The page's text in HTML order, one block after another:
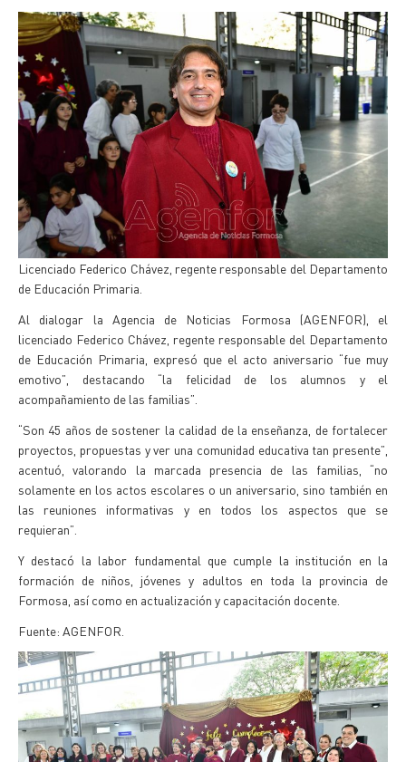
Licenciado Federico Chávez, regente responsable del Departamento
de Educación Primaria.
Al dialogar la Agencia de Noticias Formosa (AGENFOR), el
licenciado Federico Chávez, regente responsable del Departamento
de Educación Primaria, expresó que el acto aniversario “fue muy
emotivo”, destacando “la felicidad de los alumnos y el
acompañamiento de las familias”.
“Son 45 años de sostener la calidad de la enseñanza, de fortalecer
proyectos, propuestas y ver una comunidad educativa tan presente”,
acentuó, valorando la marcada presencia de las familias, “no
solamente en los actos escolares o un aniversario, sino también en
las reuniones informativas y en todos los aspectos que se
requieran”.
Y destacó la labor fundamental que cumple la institución en la
formación de niños, jóvenes y adultos en toda la provincia de
Formosa, así como en actualización y capacitación docente.
Fuente: AGENFOR.